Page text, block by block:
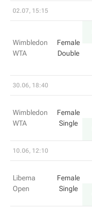
02.07, 15:15
Wimbledon
WTA
Female
Double
30.06, 18:40
Wimbledon
WTA
Female
Single
10.06, 12:10
Libema
Open
Female
Single